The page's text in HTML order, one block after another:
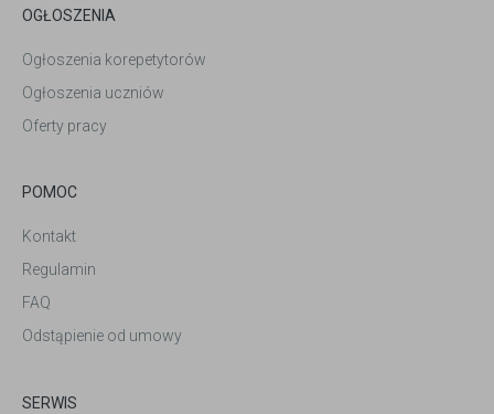
OGŁOSZENIA
Ogłoszenia korepetytorów
Ogłoszenia uczniów
Oferty pracy
POMOC
Kontakt
Regulamin
FAQ
Odstąpienie od umowy
SERWIS